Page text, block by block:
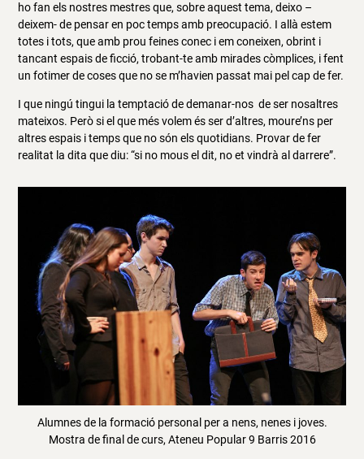
ho fan els nostres mestres que, sobre aquest tema, deixo –
deixem- de pensar en poc temps amb preocupació. I allà estem
totes i tots, que amb prou feines conec i em coneixen, obrint i
tancant espais de ficció, trobant-te amb mirades còmplices, i fent
un fotimer de coses que no se m’havien passat mai pel cap de fer.
I que ningú tingui la temptació de demanar-nos de ser nosaltres
mateixos. Però si el que més volem és ser d’altres, moure’ns per
altres espais i temps que no són els quotidians. Provar de fer
realitat la dita que diu: “si no mous el dit, no et vindrà al darrere”.
Alumnes de la formació personal per a nens, nenes i joves.
Mostra de final de curs, Ateneu Popular 9 Barris 2016